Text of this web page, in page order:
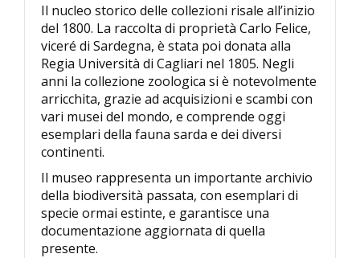
Il nucleo storico delle collezioni risale all’inizio
del 1800. La raccolta di proprietà Carlo Felice,
viceré di Sardegna, è stata poi donata alla
Regia Università di Cagliari nel 1805. Negli
anni la collezione zoologica si è notevolmente
arricchita, grazie ad acquisizioni e scambi con
vari musei del mondo, e comprende oggi
esemplari della fauna sarda e dei diversi
continenti.
Il museo rappresenta un importante archivio
della biodiversità passata, con esemplari di
specie ormai estinte, e garantisce una
documentazione aggiornata di quella
presente.